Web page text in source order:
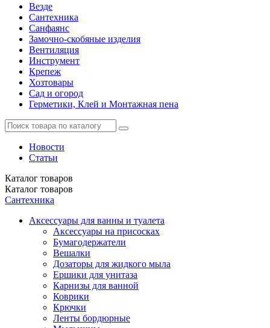
Везде
Сантехника
Санфаянс
Замочно-скобяные изделия
Вентиляция
Инструмент
Крепеж
Хозтовары
Сад и огород
Герметики, Клей и Монтажная пена
Новости
Статьи
Каталог товаров
Каталог товаров
Сантехника
Аксессуары для ванны и туалета
Аксессуары на присосках
Бумагодержатели
Вешалки
Дозаторы для жидкого мыла
Ершики для унитаза
Карнизы для ванной
Коврики
Крючки
Ленты бордюрные